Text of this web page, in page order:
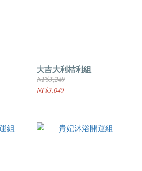
大吉大利桔利組
NT$3,240
NT$3,040